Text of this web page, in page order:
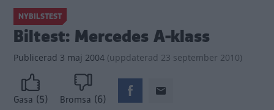
NYBILSTEST
Biltest: Mercedes A-klass
Publicerad 3 maj 2004 (uppdaterad 23 september 2010)
Gasa (5) Bromsa (6)